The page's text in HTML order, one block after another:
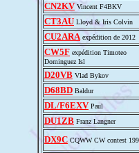
CN2KV Vincent F4BKV
CT3AU Lloyd & Iris Colvin
CU2ARA expédition de 2012
CW5F expédition Timoteo
Dominguez Isl
D20VB Vlad Bykov
D68BD Baldur
DL/F6EXV Paul
DU1ZB Franz Langner
DX9C CQWW CW contest